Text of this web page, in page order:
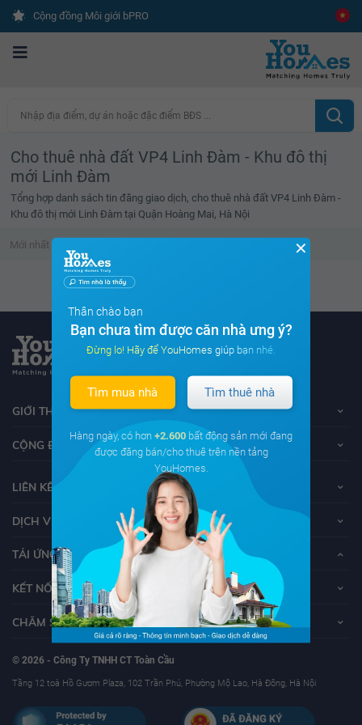
Cộng đồng Môi giới bPRO
Nhập địa điểm, dự án hoặc đặc điểm BĐS ...
Cho thuê nhà đất VP4 Linh Đàm - Khu đô thị
mới Linh Đàm
Tổng hợp danh sách tin đăng giao dịch, cho thuê nhà đất VP4 Linh Đàm -
Khu đô thị mới Linh Đàm tại Quận Hoàng Mai, Hà Nội
Mới nhất
Không tìm thấy tin bất động sản nào
GIỚI THIỆU VỀ YOUHOMES
CỘNG ĐỒNG YOUHOMERS
LIÊN KẾT
DỊCH VỤ KHÁCH HÀNG
TẢI ỨNG DỤNG YOUHOMES
KẾT NỐI VỚI YOUHOMES
CHĂM SÓC KHÁCH HÀNG
© 2026 - Công Ty TNHH CT Toàn Cầu
Tầng 12 toà Hồ Gươm Plaza, 102 Trần Phú, Phường Mộ Lao, Hà Đông, Hà Nội
✕
Thân chào bạn
Bạn chưa tìm được căn nhà ưng ý?
Đừng lo! Hãy để YouHomes giúp bạn nhé.
Tìm mua nhà Tìm thuê nhà
Hàng ngày, có hơn +2.600 bất động sản mới đang
được đăng bán/cho thuê trên nền tảng
YouHomes.